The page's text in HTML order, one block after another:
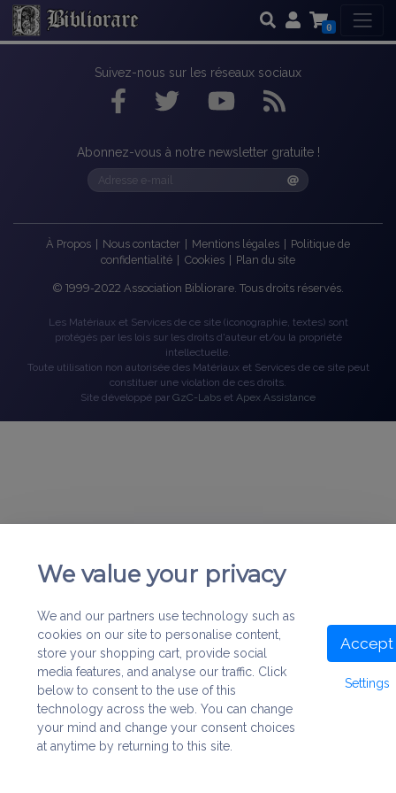
0
Suivez-nous sur les réseaux sociaux
Abonnez-vous à notre newsletter gratuite !
À Propos Nous contacter Mentions légales
Politique de
confidentialité
Cookies Plan du site
© 1999-2022 Association Bibliorare. Tous droits réservés.
Les Matériaux et Services de ce site (iconographie, textes) sont
protégés par les lois sur les droits d'auteur et/ou la propriété
intellectuelle.
Toute utilisation non autorisée des Matériaux et Services de ce site peut
constituer une violation de ces droits.
Site développé par GzC-Labs et Apex Assistance
We value your privacy
We and our partners use technology such as
cookies on our site to personalise content,
store your shopping cart, provide social
media features, and analyse our traffic. Click
below to consent to the use of this
technology across the web. You can change
your mind and change your consent choices
at anytime by returning to this site.
Accept
Settings